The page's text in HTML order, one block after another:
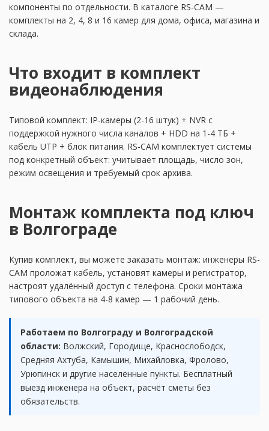
компоненты по отдельности. В каталоге RS-CAM —
комплекты на 2, 4, 8 и 16 камер для дома, офиса, магазина и
склада.
Что входит в комплект
видеонаблюдения
Типовой комплект: IP-камеры (2-16 штук) + NVR с
поддержкой нужного числа каналов + HDD на 1-4 ТБ +
кабель UTP + блок питания. RS-CAM комплектует системы
под конкретный объект: учитывает площадь, число зон,
режим освещения и требуемый срок архива.
Монтаж комплекта под ключ
в Волгограде
Купив комплект, вы можете заказать монтаж: инженеры RS-
CAM проложат кабель, установят камеры и регистратор,
настроят удалённый доступ с телефона. Сроки монтажа
типового объекта на 4-8 камер — 1 рабочий день.
Работаем по Волгограду и Волгоградской
области: Волжский, Городище, Краснослободск,
Средняя Ахтуба, Камышин, Михайловка, Фролово,
Урюпинск и другие населённые пункты. Бесплатный
выезд инженера на объект, расчёт сметы без
обязательств.